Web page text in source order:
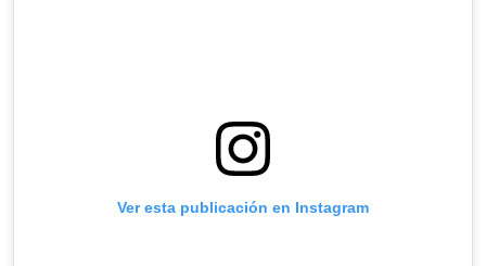
Ver esta publicación en Instagram